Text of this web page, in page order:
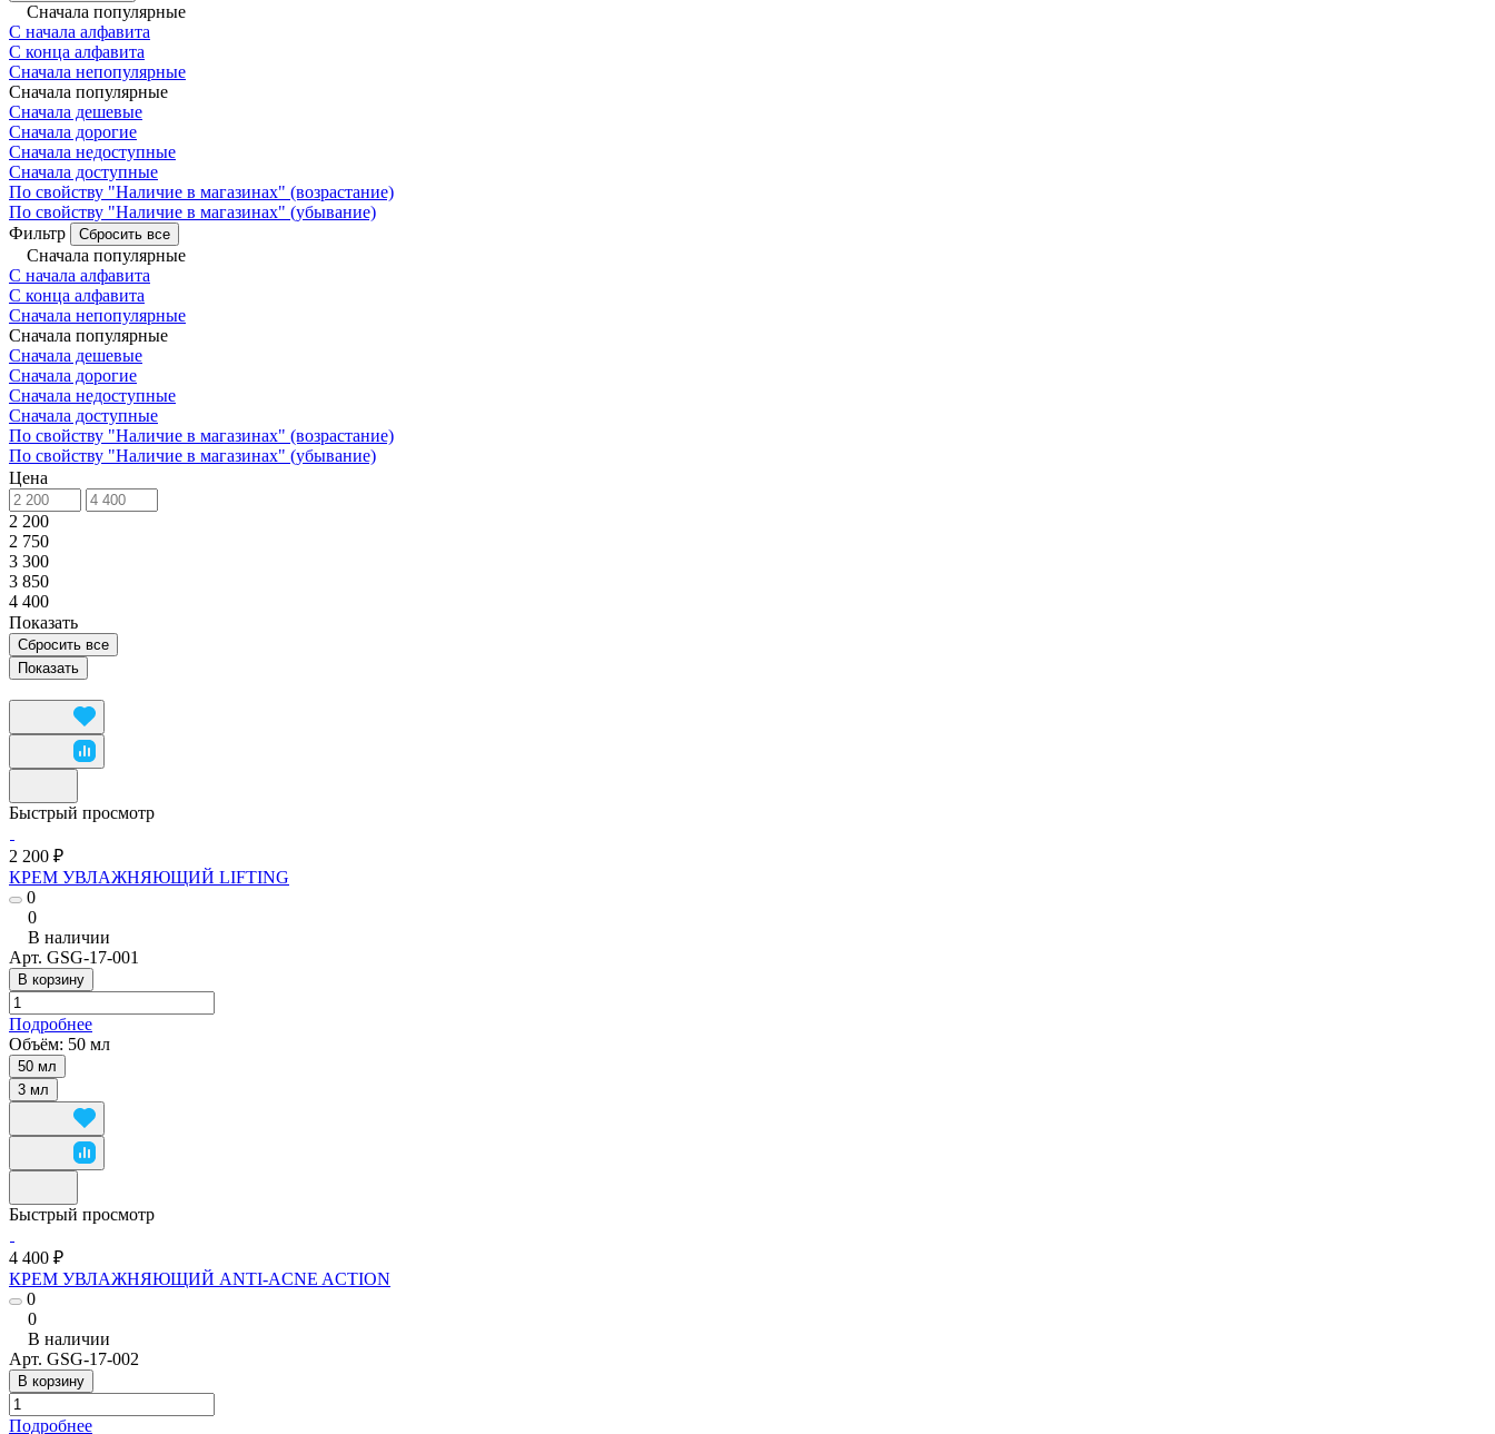
Сначала популярные
С начала алфавита
С конца алфавита
Сначала непопулярные
Сначала популярные
Сначала дешевые
Сначала дорогие
Сначала недоступные
Сначала доступные
По свойству "Наличие в магазинах" (возрастание)
По свойству "Наличие в магазинах" (убывание)
Фильтр
Сбросить все
Сначала популярные
С начала алфавита
С конца алфавита
Сначала непопулярные
Сначала популярные
Сначала дешевые
Сначала дорогие
Сначала недоступные
Сначала доступные
По свойству "Наличие в магазинах" (возрастание)
По свойству "Наличие в магазинах" (убывание)
Цена
2 200
2 750
3 300
3 850
4 400
Показать
Сбросить все
Быстрый просмотр
2 200 ₽
КРЕМ УВЛАЖНЯЮЩИЙ LIFTING
0
0
В наличии
Арт. GSG-17-001
В корзину
Подробнее
Объём: 50 мл
50 мл
3 мл
Быстрый просмотр
4 400 ₽
КРЕМ УВЛАЖНЯЮЩИЙ ANTI-ACNE ACTION
0
0
В наличии
Арт. GSG-17-002
В корзину
Подробнее